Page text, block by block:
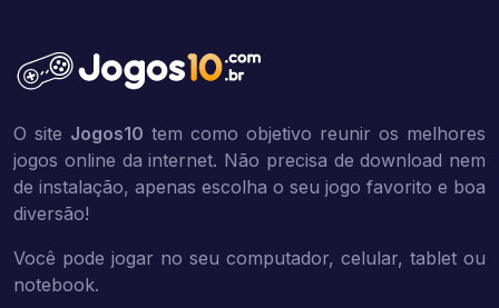
O site Jogos10 tem como objetivo reunir os melhores
jogos online da internet. Não precisa de download nem
de instalação, apenas escolha o seu jogo favorito e boa
diversão!
Você pode jogar no seu computador, celular, tablet ou
notebook.